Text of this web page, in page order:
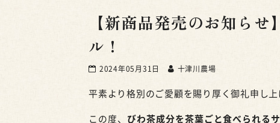
【新商品発売のお知ら
ル！
2024年05月31日 十津川農場
平素より格別のご愛顧を賜り厚く御礼申し上
この度、 びわ茶成分を茶葉ごと食べられる